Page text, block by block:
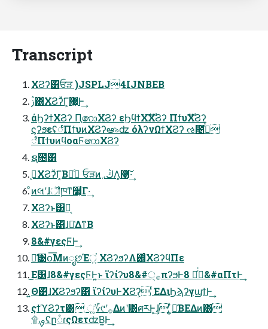
Transcript
ΧϨʔ͸ਓੜ )JSPLJ4IJNBEB
ࢲ͸ΧϨʔͮ͘Γ͕޷͖Ͱ͢
άϦʔϯΧϨʔ Ԥ෩ΧϨʔ εϦϥϯΧࣜΧϨʔ ΠϯυࣜΧϨʔ
ϛʔϧεʢೆΠϯυͷΧϨʔఆ৯ʣ όλʔνΩϯΧϨʔ ઌ೔࡞ͬͨ
ೆΠϯυͷϥοαϜ෩ΧϨʔ
ຊ೔͸
ࢲ͕ΧϨʔͮ͘Γ͔Βಘͨ ਓੜͷڭ܇Λ͓࿩͠·͢
ͦͷલʹɺॏཁͳ໰͕͋Γ·͢
ΧϨʔͱ͸Կ͔
ΧϨʔͱ͸ɺྫ͑ΔͳΒ
8&#γεςϜͰ͢
ྫ͑͹օ͞ΜͷೃછΈਂ͍ ΧϨʔϧʔΛ࢖ͬͨΧϨʔϥΠε
͜Ε͸ɺ8&#γεςϜͰ͍͏ͱ ϊʔίʔυ8&#੍࡞πʔϧͰ࡞ͬͨ 8&#αΠτͰ͢
͍Θ͹ɺΧϨʔϧʔ͸ ϊʔίʔυͰΧϨʔ͕ ͭ͘ΕΔιϦϡʔγϣϯͰ͢
ςϯϓϨʔτ͸ ૣ͘؆୯ʹ࡞Δͷʹ͸ศརͰ͕͢ɺ ͍͍ͤͥม͑ΒΕΔͷ͸
۩ࡐʢը૾ɾςΩετʣ͘Β͍Ͱ͢